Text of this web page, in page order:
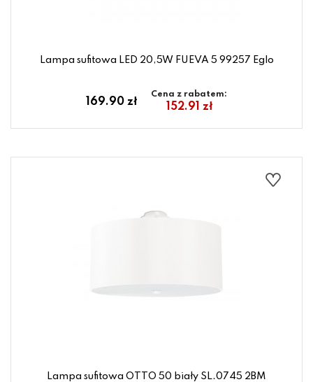
Lampa sufitowa LED 20,5W FUEVA 5 99257 Eglo
169.90 zł
Cena z rabatem:
152.91 zł
Lampa sufitowa OTTO 50 biały SL.0745 2BM